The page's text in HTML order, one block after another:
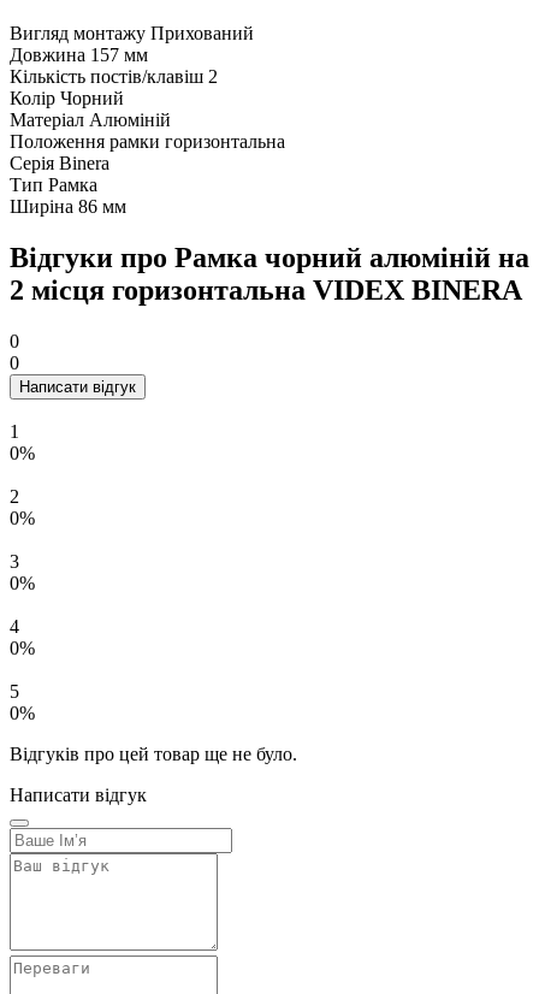
Вигляд монтажу Прихований
Довжина 157 мм
Кількість постів/клавіш 2
Колір Чорний
Матеріал Алюміній
Положення рамки горизонтальна
Серія Binera
Тип Рамка
Ширіна 86 мм
Відгуки про Рамка чорний алюміній на
2 місця горизонтальна VIDEX BINERA
0
0
Написати відгук
1
0%
2
0%
3
0%
4
0%
5
0%
Відгуків про цей товар ще не було.
Написати відгук